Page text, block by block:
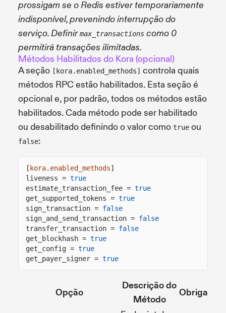
prossigam se o Redis estiver temporariamente
indisponível, prevenindo interrupção do
serviço. Definirmax_transactions como 0
permitirá transações ilimitadas.
Métodos Habilitados do Kora (opcional)
A seção [kora.enabled_methods] controla quais
métodos RPC estão habilitados. Esta seção é
opcional e, por padrão, todos os métodos estão
habilitados. Cada método pode ser habilitado
ou desabilitado definindo o valor como true ou
false:
[ kora. enabled_methods]
liveness = true
estimate_transaction_fee = true
get_supported_tokens = true
sign_transaction = false
sign_and_send_transaction = false
transfer_transaction = false
get_blockhash = true
get_config = true
get_payer_signer = true
Opção
Descrição do
Método